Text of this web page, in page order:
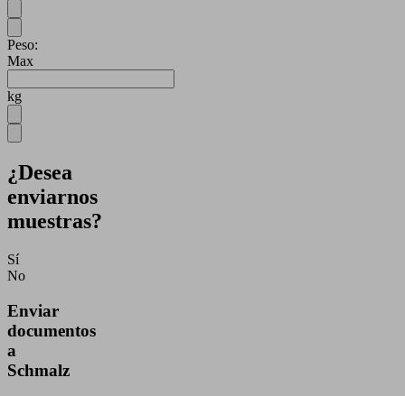
Peso:
Max
kg
¿Desea
enviarnos
muestras?
Sí
No
Enviar
documentos
a
Schmalz